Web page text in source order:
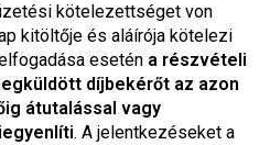
kötelezettséget von
kitöltője és aláírója kötelezi
esetén a részvételi
díjbekérőt az azon
átutalással vagy
. A jelentkezéseket a